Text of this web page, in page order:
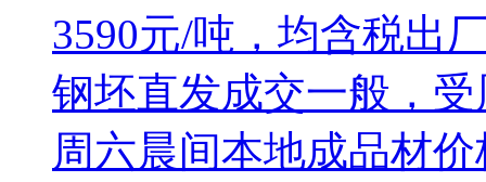
3590元/吨，均含税出
钢坯直发成交一般，
周六晨间本地成品材